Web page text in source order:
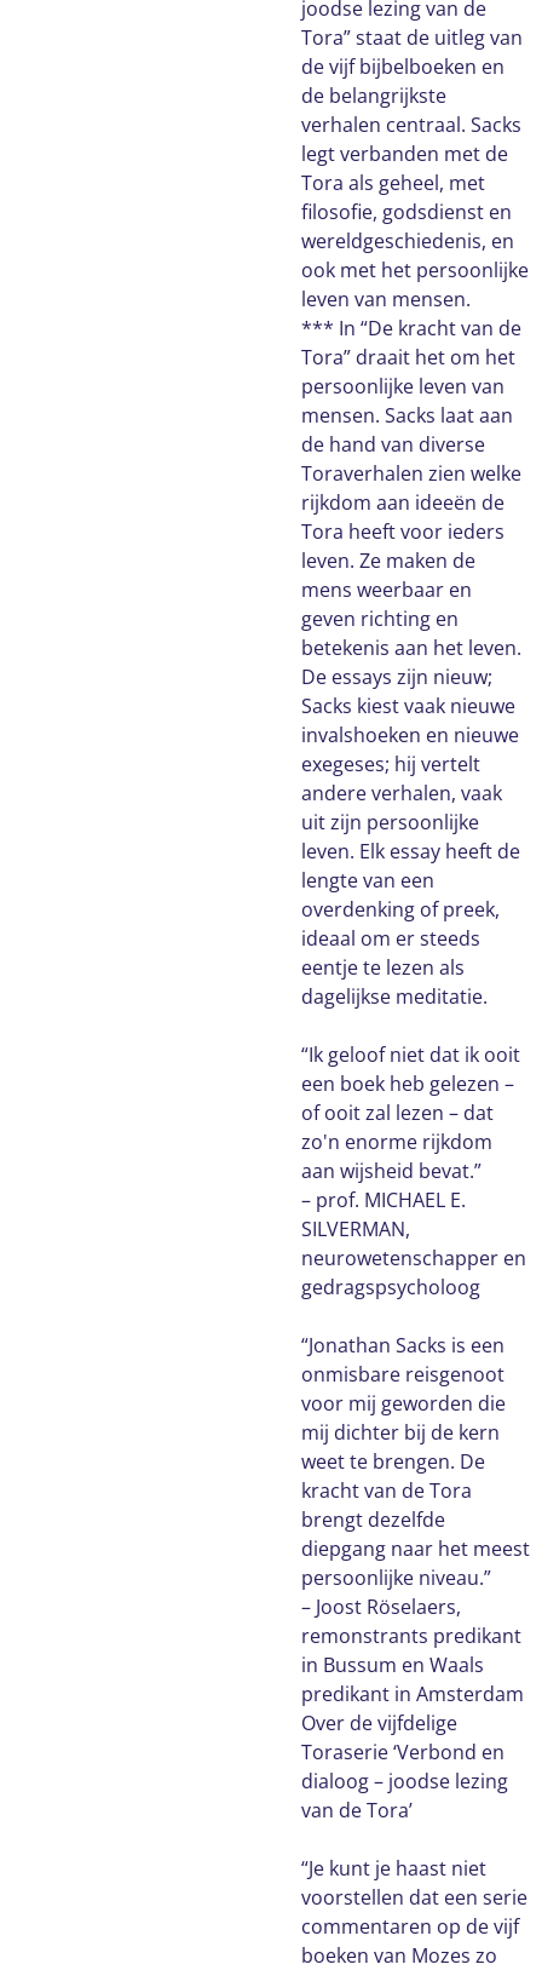
joodse lezing van de
Tora” staat de uitleg van
de vijf bijbelboeken en
de belangrijkste
verhalen centraal. Sacks
legt verbanden met de
Tora als geheel, met
filosofie, godsdienst en
wereldgeschiedenis, en
ook met het persoonlijke
leven van mensen.
*** In “De kracht van de
Tora” draait het om het
persoonlijke leven van
mensen. Sacks laat aan
de hand van diverse
Toraverhalen zien welke
rijkdom aan ideeën de
Tora heeft voor ieders
leven. Ze maken de
mens weerbaar en
geven richting en
betekenis aan het leven.
De essays zijn nieuw;
Sacks kiest vaak nieuwe
invalshoeken en nieuwe
exegeses; hij vertelt
andere verhalen, vaak
uit zijn persoonlijke
leven. Elk essay heeft de
lengte van een
overdenking of preek,
ideaal om er steeds
eentje te lezen als
dagelijkse meditatie.
“Ik geloof niet dat ik ooit
een boek heb gelezen –
of ooit zal lezen – dat
zo'n enorme rijkdom
aan wijsheid bevat.”
– prof. MICHAEL E.
SILVERMAN,
neurowetenschapper en
gedragspsycholoog
“Jonathan Sacks is een
onmisbare reisgenoot
voor mij geworden die
mij dichter bij de kern
weet te brengen. De
kracht van de Tora
brengt dezelfde
diepgang naar het meest
persoonlijke niveau.”
– Joost Röselaers,
remonstrants predikant
in Bussum en Waals
predikant in Amsterdam
Over de vijfdelige
Toraserie ‘Verbond en
dialoog – joodse lezing
van de Tora’
“Je kunt je haast niet
voorstellen dat een serie
commentaren op de vijf
boeken van Mozes zo